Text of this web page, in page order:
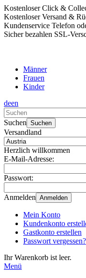
Kostenloser Click &
Kostenloser Versand &
Kundenservice Telefon
Sicher bezahlen SSL-
Männer
Frauen
Kinder
deen
Suchen Suchen
Versandland
Herzlich willkommen
E-Mail-Adresse:
Passwort:
Anmelden Anmelden
Mein Konto
Kundenkonto
Gastkonto erstellen
Passwort vergessen?
Ihr Warenkorb ist leer.
Menü